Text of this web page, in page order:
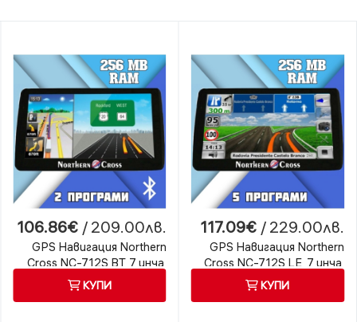
106.86€ / 209.00лв.
GPS Навигация Northern
Cross NC-712S BT, 7 инча,
256 MB RAM, 2 програми,
КУПИ
117.09€ / 229.00лв.
GPS Навигация Northern
Cross NC-712S LE, 7 инча,
256 MB RAM, 5 програми
КУПИ